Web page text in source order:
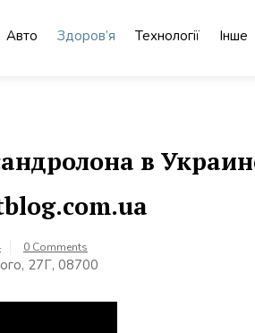
Авто Здоров’я Технології Інше
в
0 Comments
27Г, 08700